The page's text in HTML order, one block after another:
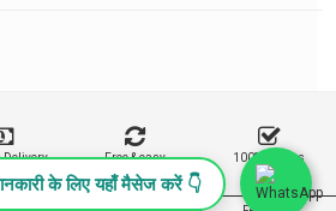
के लिए यहाँ मैसेज करें 👇
Delivery
Free & easy
Returns
100% Buyers
Protection